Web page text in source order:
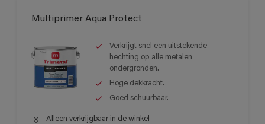
Multiprimer Aqua Protect
Verkrijgt snel een uitstekende
hechting op alle metalen
ondergronden.
Hoge dekkracht.
Goed schuurbaar.
Alleen verkrijgbaar in de winkel